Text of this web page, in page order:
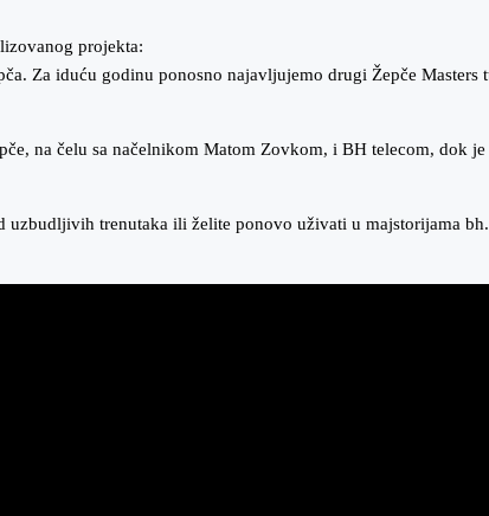
projekta:
Za iduću godinu ponosno najavljujemo drugi Žepče
na čelu sa načelnikom Matom Zovkom, i BH telecom, dok
trenutaka ili želite ponovo uživati u majstorijama